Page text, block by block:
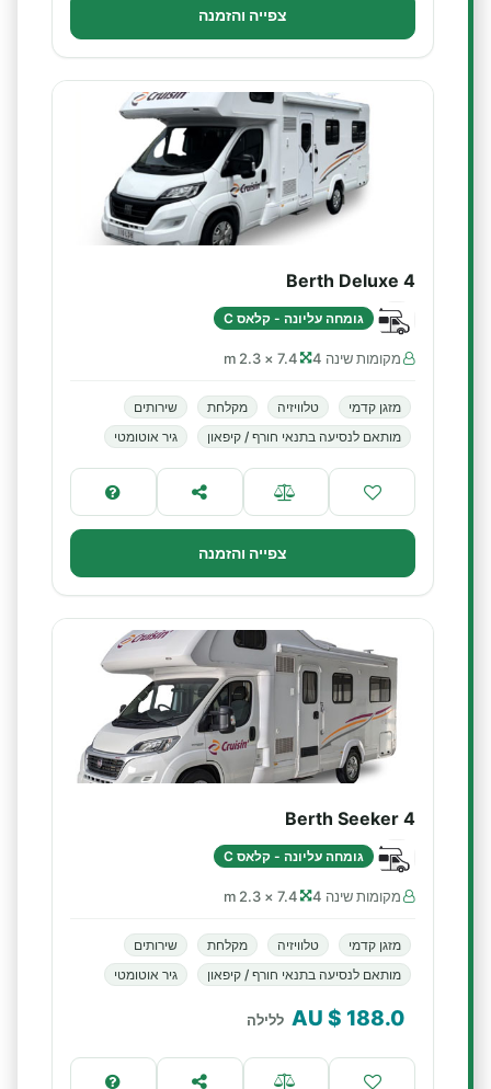
צפייה והזמנה
4 Berth Deluxe
גומחה עליונה - קלאס C
מקומות שינה 4 7.4 × 2.3 m
מזגן קדמי טלוויזיה מקלחת
שירותים
מותאם לנסיעה בתנאי חורף / קיפאון
גיר אוטומטי
צפייה והזמנה
4 Berth Seeker
גומחה עליונה - קלאס C
מקומות שינה 4 7.4 × 2.3 m
מזגן קדמי טלוויזיה מקלחת
שירותים
מותאם לנסיעה בתנאי חורף / קיפאון
גיר אוטומטי
188.0
$ AU ללילה